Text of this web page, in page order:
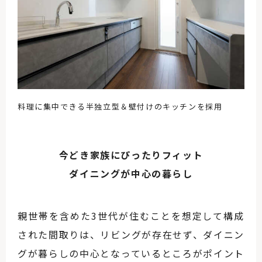
料理に集中できる半独立型＆壁付けのキッチンを採用
今どき家族にぴったりフィット
ダイニングが中心の暮らし
親世帯を含めた3世代が住むことを想定して構成
された間取りは、リビングが存在せず、ダイニン
グが暮らしの中心となっているところがポイント